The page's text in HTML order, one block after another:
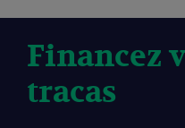
Financez
tracas